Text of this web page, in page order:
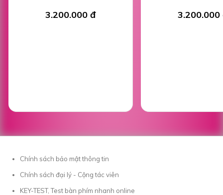
3.200.000 đ
3.200.000
Chính sách bảo mật thông tin
Chính sách đại lý - Cộng tác viên
KEY-TEST, Test bàn phím nhanh online